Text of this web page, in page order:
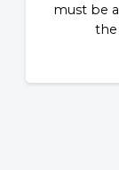
must be